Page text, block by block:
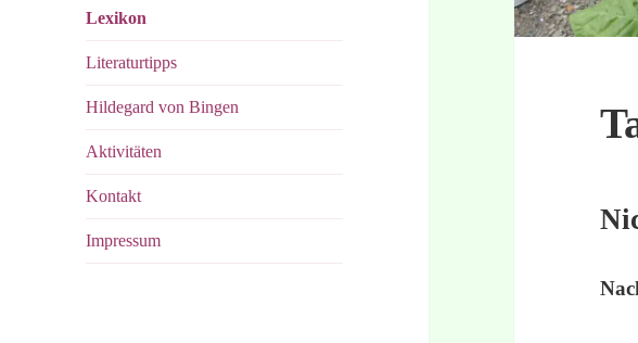
Lexikon
Literaturtipps
Hildegard von Bingen
Aktivitäten
Kontakt
Impressum